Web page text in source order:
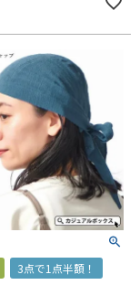
3点で1点半額！